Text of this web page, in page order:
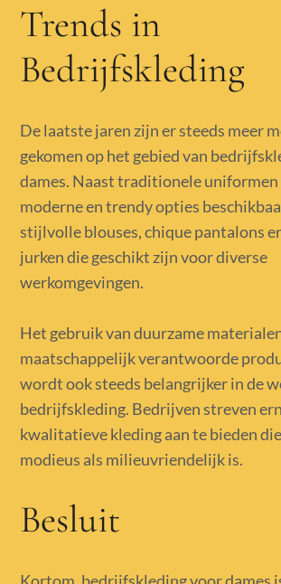
Trends in
Bedrijfskleding
De laatste jaren zijn er steeds meer
gekomen op het gebied van
dames. Naast traditionele uniformen
moderne en trendy opties
stijlvolle blouses, chique pantalons
jurken die geschikt zijn voor diverse
werkomgevingen.
Het gebruik van duurzame
maatschappelijk verantwoorde
wordt ook steeds belangrijker in de
bedrijfskleding. Bedrijven streven
kwalitatieve kleding aan te bieden
modieus als milieuvriendelijk is.
Besluit